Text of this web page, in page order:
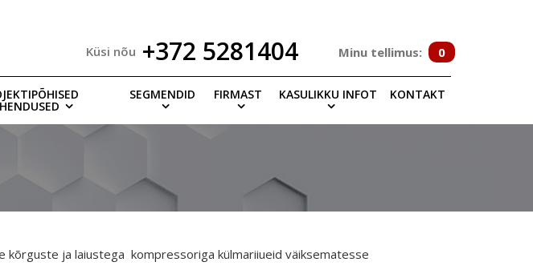
Küsi nõu +372 5281404 Minu tellimus: 0
SEGMENDID FIRMAST KASULIKKU INFOT KONTAKT
kõrguste ja laiustega kompressoriga külmariiueid väiksematesse